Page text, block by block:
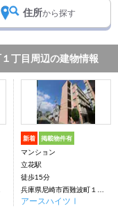
住所から探す
丁目周辺の建物情報
新着 掲載物件有
マンション
立花駅
徒歩15分
アースハイツⅠ